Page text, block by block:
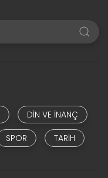
DIN VE INANÇ
SPOR TARIH